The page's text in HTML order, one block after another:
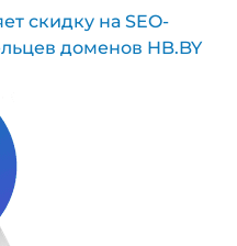
скидку на SEO-
доменов HB.BY